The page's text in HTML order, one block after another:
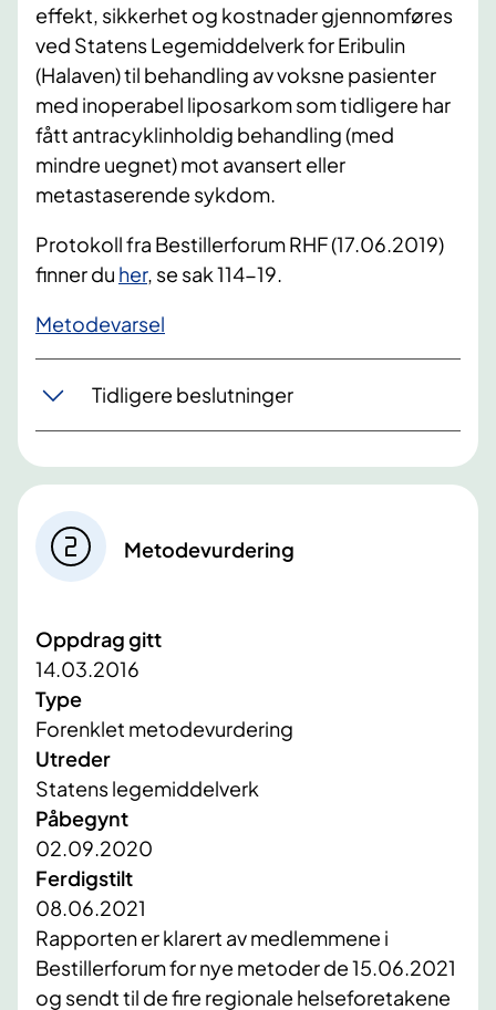
effekt, sikkerhet og kostnader gjennomføres
ved Statens Legemiddelverk for Eribulin
(Halaven) til behandling av voksne pasienter
med inoperabel liposarkom som tidligere har
fått antracyklinholdig behandling (med
mindre uegnet) mot avansert eller
metastaserende sykdom.
Protokoll fra Bestillerforum RHF (17.06.2019)
finner du her, se sak 114-19.
Metodevarsel
Tidligere beslutninger
Metodevurdering
Oppdrag gitt
14.03.2016
Type
Forenklet metodevurdering
Utreder
Statens legemiddelverk
Påbegynt
02.09.2020
Ferdigstilt
08.06.2021
​Rapporten er klarert av medlemmene i
Bestillerforum for nye metoder de 15.06.2021
og sendt til de fire regionale helseforetakene